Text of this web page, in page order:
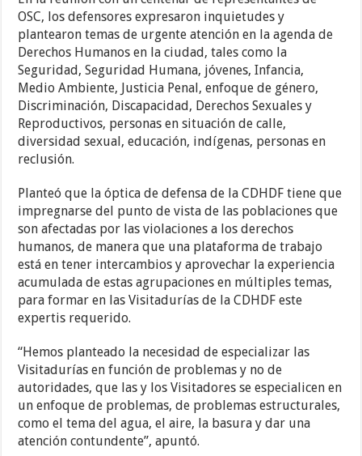
OSC, los defensores expresaron inquietudes y
plantearon temas de urgente atención en la agenda de
Derechos Humanos en la ciudad, tales como la
Seguridad, Seguridad Humana, jóvenes, Infancia,
Medio Ambiente, Justicia Penal, enfoque de género,
Discriminación, Discapacidad, Derechos Sexuales y
Reproductivos, personas en situación de calle,
diversidad sexual, educación, indígenas, personas en
reclusión.
Planteó que la óptica de defensa de la CDHDF tiene que
impregnarse del punto de vista de las poblaciones que
son afectadas por las violaciones a los derechos
humanos, de manera que una plataforma de trabajo
está en tener intercambios y aprovechar la experiencia
acumulada de estas agrupaciones en múltiples temas,
para formar en las Visitadurías de la CDHDF este
expertis requerido.
“Hemos planteado la necesidad de especializar las
Visitadurías en función de problemas y no de
autoridades, que las y los Visitadores se especialicen en
un enfoque de problemas, de problemas estructurales,
como el tema del agua, el aire, la basura y dar una
atención contundente”, apuntó.